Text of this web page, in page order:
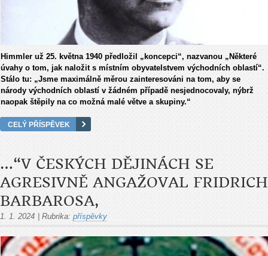
Himmler už 25. května 1940 předložil „koncepci“, nazvanou „Některé
úvahy o tom, jak naložit s místním obyvatelstvem východních oblastí“.
Stálo tu: „Jsme maximálně měrou zainteresováni na tom, aby se
národy východních oblastí v žádném případě nesjednocovaly, nýbrž
naopak štěpily na co možná malé větve a skupiny.“
CELÝ PŘÍSPĚVEK
…“V ČESKÝCH DĚJINÁCH SE
AGRESIVNĚ ANGAŽOVAL FRIDRICH
BARBAROSA,
1. 1. 2024 Rubrika: příspěvky